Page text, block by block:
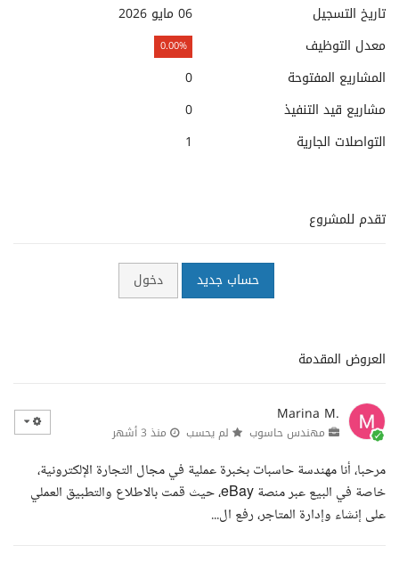
تاريخ التسجيل
06 مايو 2026
معدل التوظيف
0.00%
المشاريع المفتوحة
0
مشاريع قيد التنفيذ
0
التواصلات الجارية
1
تقدم للمشروع
حساب جديد دخول
العروض المقدمة
Marina M.
مهندس حاسوب لم يحسب منذ 3 أشهر
مرحبا، أنا مهندسة حاسبات بخبرة عملية في مجال التجارة الإلكترونية،
خاصة في البيع عبر منصة eBay، حيث قمت بالاطلاع والتطبيق العملي
على إنشاء وإدارة المتاجر، رفع ال...